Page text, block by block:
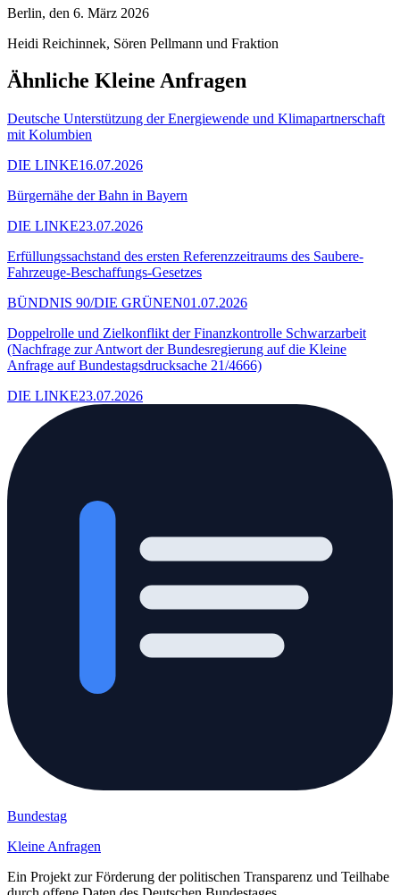
Berlin, den 6. März 2026
Heidi Reichinnek, Sören Pellmann und Fraktion
Ähnliche Kleine Anfragen
Deutsche Unterstützung der Energiewende und Klimapartnerschaft
mit Kolumbien
DIE LINKE16.07.2026
Bürgernähe der Bahn in Bayern
DIE LINKE23.07.2026
Erfüllungssachstand des ersten Referenzzeitraums des Saubere-
Fahrzeuge-Beschaffungs-Gesetzes
BÜNDNIS 90/DIE GRÜNEN01.07.2026
Doppelrolle und Zielkonflikt der Finanzkontrolle Schwarzarbeit
(Nachfrage zur Antwort der Bundesregierung auf die Kleine
Anfrage auf Bundestagsdrucksache 21/4666)
DIE LINKE23.07.2026
Bundestag
Kleine Anfragen
Ein Projekt zur Förderung der politischen Transparenz und Teilhabe